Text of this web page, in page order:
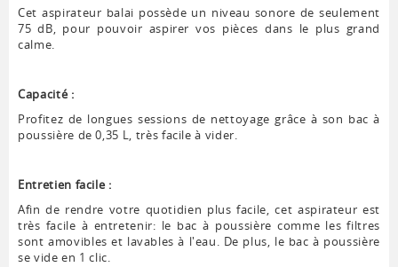
Cet aspirateur balai possède un niveau sonore de seulement
75 dB, pour pouvoir aspirer vos pièces dans le plus grand
calme.
Capacité :
Profitez de longues sessions de nettoyage grâce à son bac à
poussière de 0,35 L, très facile à vider.
Entretien facile :
Afin de rendre votre quotidien plus facile, cet aspirateur est
très facile à entretenir: le bac à poussière comme les filtres
sont amovibles et lavables à l'eau. De plus, le bac à poussière
se vide en 1 clic.